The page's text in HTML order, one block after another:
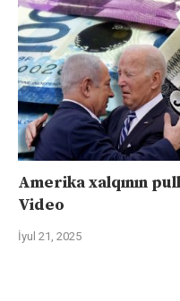
Amerika xalqının
Video
İyul 21, 2025